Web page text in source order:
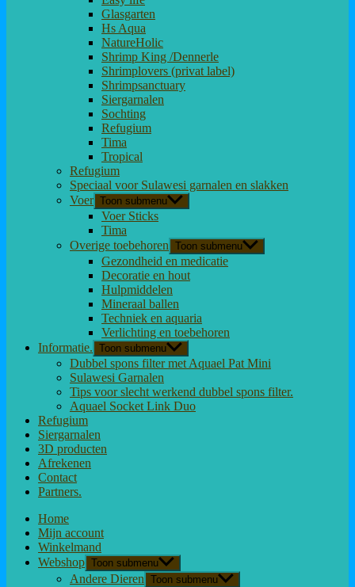
Glasgarten
Hs Aqua
NatureHolic
Shrimp King /Dennerle
Shrimplovers (privat label)
Shrimpsanctuary
Siergarnalen
Sochting
Refugium
Tima
Tropical
Refugium
Speciaal voor Sulawesi garnalen en slakken
Voer Toon submenu
Voer Sticks
Tima
Overige toebehoren Toon submenu
Gezondheid en medicatie
Decoratie en hout
Hulpmiddelen
Mineraal ballen
Techniek en aquaria
Verlichting en toebehoren
Informatie. Toon submenu
Dubbel spons filter met Aquael Pat Mini
Sulawesi Garnalen
Tips voor slecht werkend dubbel spons filter.
Aquael Socket Link Duo
Refugium
Siergarnalen
3D producten
Afrekenen
Contact
Partners.
Home
Mijn account
Winkelmand
Webshop Toon submenu
Andere Dieren Toon submenu